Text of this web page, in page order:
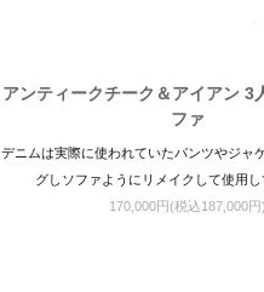
アンティークチーク＆アイアン 3
ファ
デニムは実際に使われていたパンツやジャ
グしソファようにリメイクして使用
170,000円(税込187,000